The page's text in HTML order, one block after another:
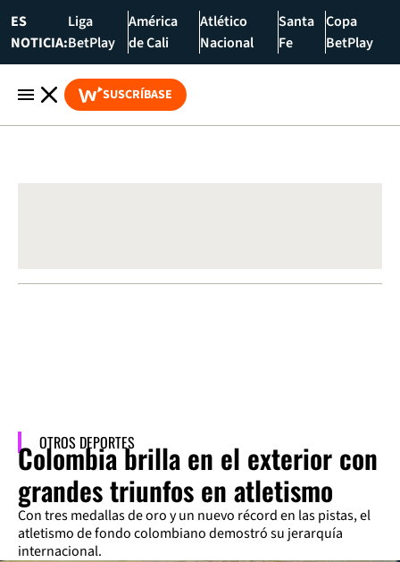
ES
NOTICIA:
Liga
BetPlay
América
de Cali
Atlético
Nacional
Santa
Fe
Copa
BetPlay
SUSCRÍBASE
OTROS DEPORTES
Colombia brilla en el exterior con
grandes triunfos en atletismo
Con tres medallas de oro y un nuevo récord en las pistas, el
atletismo de fondo colombiano demostró su jerarquía
internacional.